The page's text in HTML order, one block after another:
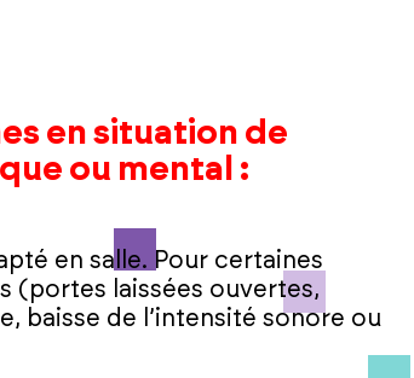
en situation de
ou mental :
en salle. Pour certaines
(portes laissées ouvertes,
baisse de l’intensité sonore ou